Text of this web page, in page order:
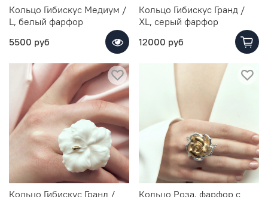
Кольцо Гибискус Медиум /
L, белый фарфор
5500 руб
Кольцо Гибискус Гранд /
XL, серый фарфор
12000 руб
Кольцо Гибискус Гранд /
Кольцо Роза, фарфор с